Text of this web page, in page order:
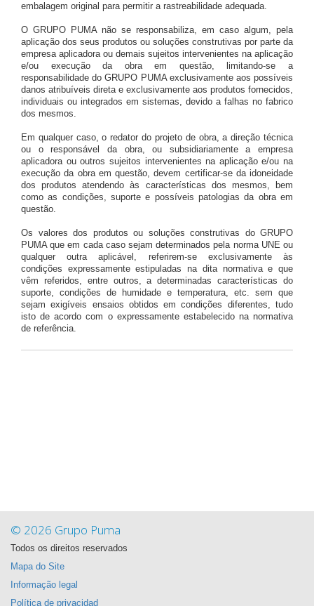
embalagem original para permitir a rastreabilidade adequada.
O GRUPO PUMA não se responsabiliza, em caso algum, pela
aplicação dos seus produtos ou soluções construtivas por parte da
empresa aplicadora ou demais sujeitos intervenientes na aplicação
e/ou execução da obra em questão, limitando-se a
responsabilidade do GRUPO PUMA exclusivamente aos possíveis
danos atribuíveis direta e exclusivamente aos produtos fornecidos,
individuais ou integrados em sistemas, devido a falhas no fabrico
dos mesmos.
Em qualquer caso, o redator do projeto de obra, a direção técnica
ou o responsável da obra, ou subsidiariamente a empresa
aplicadora ou outros sujeitos intervenientes na aplicação e/ou na
execução da obra em questão, devem certificar-se da idoneidade
dos produtos atendendo às características dos mesmos, bem
como as condições, suporte e possíveis patologias da obra em
questão.
Os valores dos produtos ou soluções construtivas do GRUPO
PUMA que em cada caso sejam determinados pela norma UNE ou
qualquer outra aplicável, referirem-se exclusivamente às
condições expressamente estipuladas na dita normativa e que
vêm referidos, entre outros, a determinadas características do
suporte, condições de humidade e temperatura, etc. sem que
sejam exigíveis ensaios obtidos em condições diferentes, tudo
isto de acordo com o expressamente estabelecido na normativa
de referência.
© 2026 Grupo Puma
Todos os direitos reservados
Mapa do Site
Informação legal
Política de privacidad